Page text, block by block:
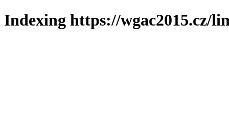
Indexing https://wgac2015.cz/